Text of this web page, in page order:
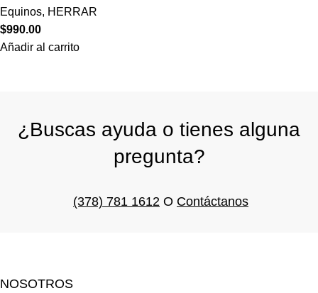
Equinos, HERRAR
$990.00
Añadir al carrito
¿Buscas ayuda o tienes alguna
pregunta?
(378) 781 1612 O Contáctanos
NOSOTROS